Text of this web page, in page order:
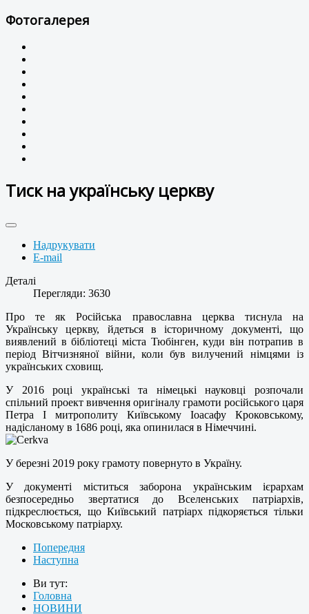
Фотогалерея
Тиск на українську церкву
Надрукувати
E-mail
Деталі
Перегляди: 3630
Про те як Російська православна церква тиснула на
Українську церкву, йдеться в історичному документі, що
виявлений в бібліотеці міста Тюбінген, куди він потрапив в
період Вітчизняної війни, коли був вилучений німцями із
українських сховищ.
У 2016 році українські та німецькі науковці розпочали
спільний проект вивчення оригіналу грамоти російського царя
Петра I митрополиту Київському Іоасафу Кроковському,
надісланому в 1686 році, яка опинилася в Німеччині.
У березні 2019 року грамоту повернуто в Україну.
У документі міститься заборона українським ієрархам
безпосередньо звертатися до Вселенських патріархів,
підкреслюється, що Київський патріарх підкоряється тільки
Московському патріарху.
Попередня
Наступна
Ви тут:
Головна
НОВИНИ